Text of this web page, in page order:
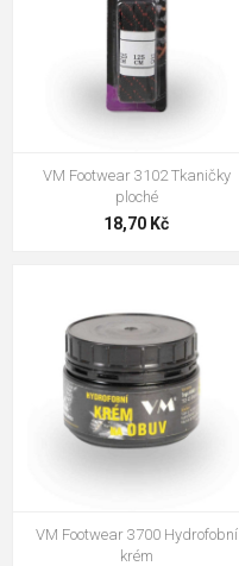
VM Footwear 3102 Tkaničky
ploché
18,70 Kč
VM Footwear 3700 Hydrofobní
krém